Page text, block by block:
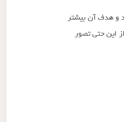
و هدف آن بیشتر
این حتی تصور